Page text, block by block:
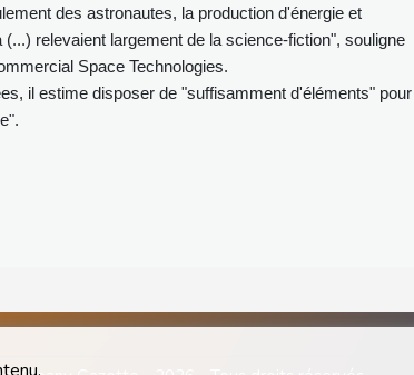
des astronautes, la production d'énergie et
relevaient largement de la science-fiction", souligne
Space Technologies.
il estime disposer de "suffisamment d'éléments" pour